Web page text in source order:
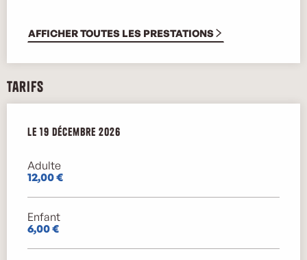
AFFICHER TOUTES LES PRESTATIONS
Tarifs
Le 19 décembre 2026
Le 19 décembre 2026
Adulte
12,00 €
Enfant
6,00 €